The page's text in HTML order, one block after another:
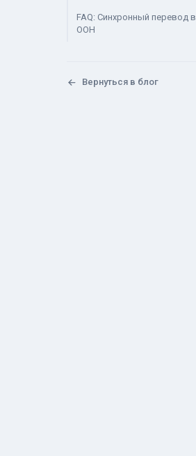
FAQ: Синхронный перевод в
ООН
Вернуться в блог